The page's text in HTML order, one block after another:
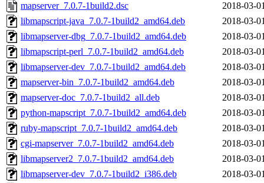
mapserver_7.0.7-1build2.dsc
2018-03-
libmapscript-java_7.0.7-1build2_amd64.deb
2018-03-
libmapserver-dbg_7.0.7-1build2_amd64.deb
2018-03-
libmapscript-perl_7.0.7-1build2_amd64.deb
2018-03-
libmapserver-dev_7.0.7-1build2_amd64.deb
2018-03-
mapserver-bin_7.0.7-1build2_amd64.deb
2018-03-
mapserver-doc_7.0.7-1build2_all.deb
2018-03-
python-mapscript_7.0.7-1build2_amd64.deb
2018-03-
ruby-mapscript_7.0.7-1build2_amd64.deb
2018-03-
cgi-mapserver_7.0.7-1build2_amd64.deb
2018-03-
libmapserver2_7.0.7-1build2_amd64.deb
2018-03-
libmapserver-dev_7.0.7-1build2_i386.deb
2018-03-